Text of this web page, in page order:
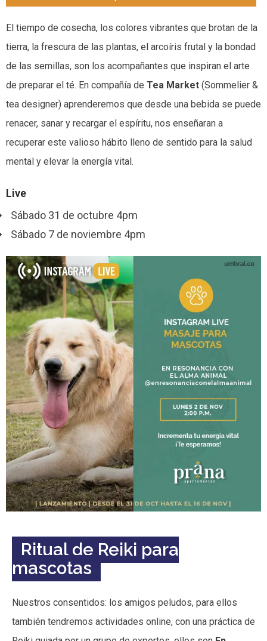
El tiempo de cosecha, los colores vibrantes que brotan de la
tierra, la frescura de las plantas, el arcoíris frutal y la bondad
de las semillas, son los acompañantes que inspiran el arte
de preparar el té. En compañía de Tea Market (Sommelier &
tea designer) aprenderemos que desde una bebida se puede
renacer, sanar y recargar el espíritu, nos enseñaran a
recuperar este valioso hábito lleno de sentido para la salud
mental y elevar la energía vital.
Live
Sábado 31 de octubre 4pm
Sábado 7 de noviembre 4pm
Ritual de Reiki para
mascotas
Nuestros consentidos: los amigos peludos, para ellos
también tendremos actividades online, con una práctica de